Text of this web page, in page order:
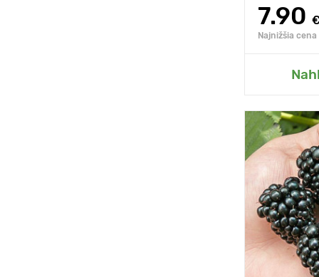
7.90
Najnižšia
Výška
Vzdialenosť
rastlinami
Poloha